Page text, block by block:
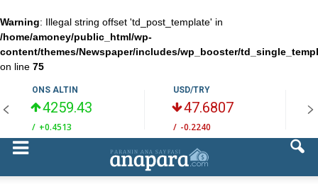
Warning: Illegal string offset 'td_post_template' in
/home/amoney/public_html/wp-
content/themes/Newspaper/includes/wp_booster/
on line 75
ONS ALTIN
4259.43
/ +0.4513
USD/TRY
47.6807
/ -0.2240